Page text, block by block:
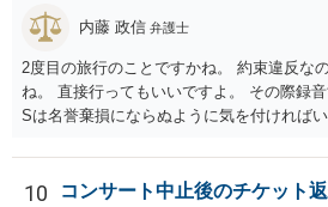
内藤 政信 弁護士
2度目の旅行のことですかね。 約束違反な
ね。 直接行ってもいいですよ。 その際録
Sは名誉棄損にならぬように気を付ければ
10
コンサート中止後のチケット